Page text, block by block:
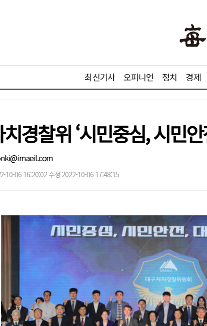
최신기사 오피니언 정치 경제
경찰위 ‘시민중심, 시민
10-06 16:20:02 수정 2022-10-06 17:48:15